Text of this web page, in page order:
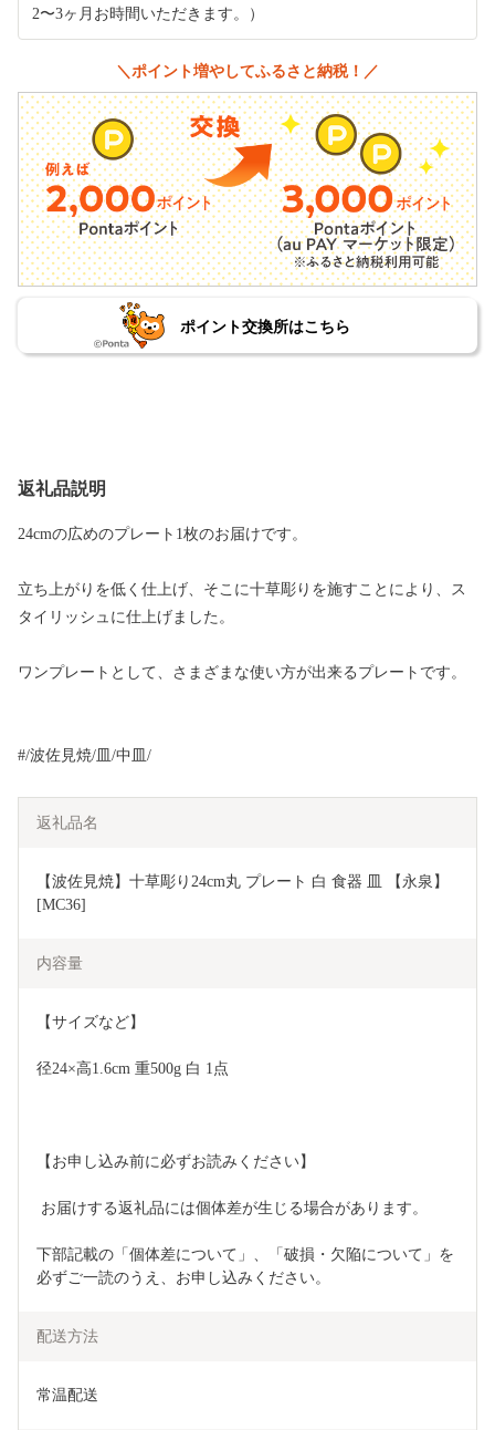
2〜3ヶ月お時間いただきます。）
＼ポイント増やしてふるさと納税！／
ポイント交換所はこちら
返礼品説明
24cmの広めのプレート1枚のお届けです。
立ち上がりを低く仕上げ、そこに十草彫りを施すことにより、ス
タイリッシュに仕上げました。
ワンプレートとして、さまざまな使い方が出来るプレートです。
#/波佐見焼/皿/中皿/
返礼品名
【波佐見焼】十草彫り24cm丸 プレート 白 食器 皿 【永泉】
[MC36]
内容量
【サイズなど】
径24×高1.6cm 重500g 白 1点
【お申し込み前に必ずお読みください】
お届けする返礼品には個体差が生じる場合があります。
下部記載の「個体差について」、「破損・欠陥について」を
必ずご一読のうえ、お申し込みください。
配送方法
常温配送